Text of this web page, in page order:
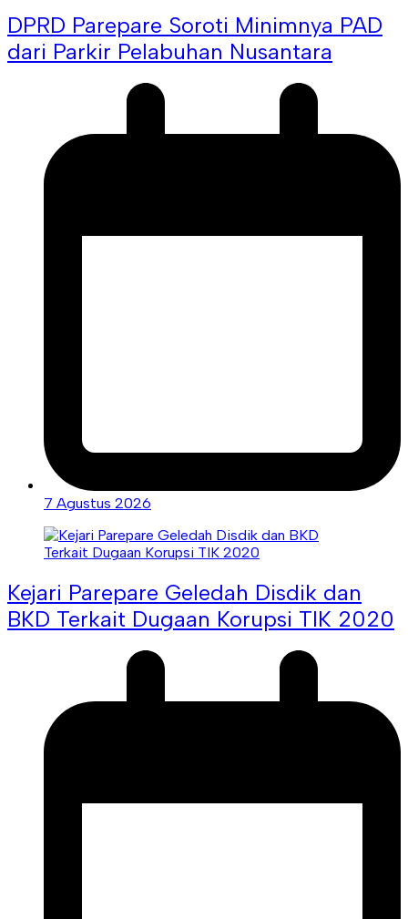
DPRD Parepare Soroti Minimnya PAD
dari Parkir Pelabuhan Nusantara
7 Agustus 2026
Kejari Parepare Geledah Disdik dan
BKD Terkait Dugaan Korupsi TIK 2020